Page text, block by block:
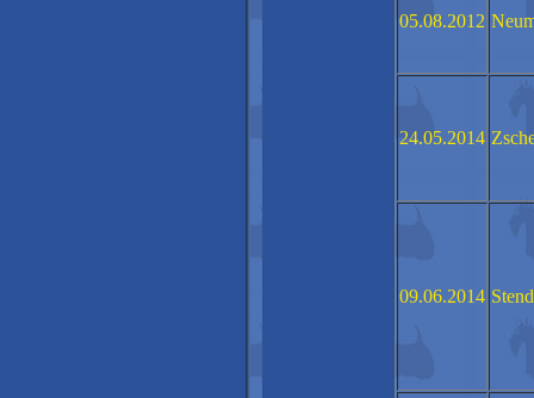
05.08.2012
24.05.2014
09.06.2014